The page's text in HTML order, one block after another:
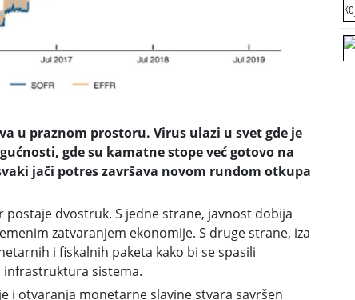
u praznom prostoru. Virus ulazi u svet gde je
gde su kamatne stope već gotovo na
jači potres završava novom rundom otkupa
dvostruk. S jedne strane, javnost dobija
zatvaranjem ekonomije. S druge strane, iza
i fiskalnih paketa kako bi se spasili
infrastruktura sistema.
i otvaranja monetarne slavine stvara savršen